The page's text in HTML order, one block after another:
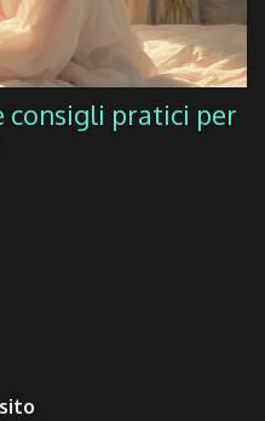
consigli pratici per